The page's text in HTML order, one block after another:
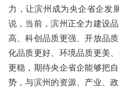
力，让滨州成为央企省企发
说，当前，滨州正全力建设
高、科创品质更强、开放品
化品质更好、环境品质更美
更稳，期待央企省企能够把
势，与滨州的资源、产业、